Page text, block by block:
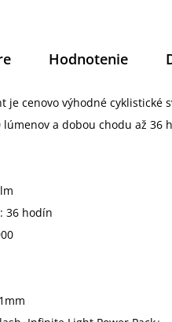
Hodnotenie
je cenovo výhodné
a dobou chodu až 36
36 hodín